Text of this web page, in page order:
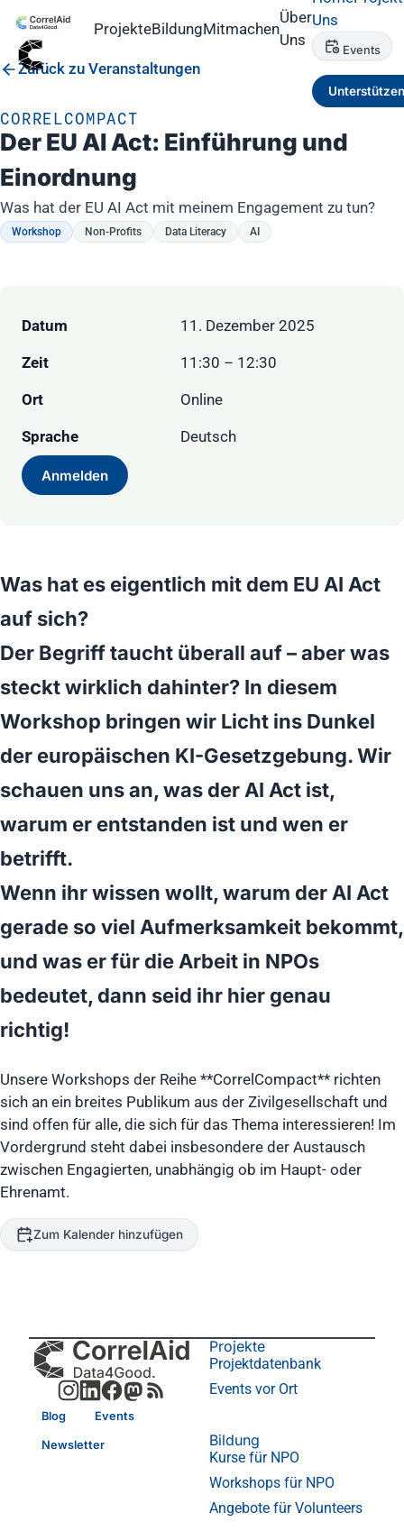
ProjekteBildungMitmachen
Über
Uns
Uns
Events
Unterstützen
Zurück zu Veranstaltungen
CORRELCOMPACT
Der EU AI Act: Einführung und
Einordnung
Was hat der EU AI Act mit meinem Engagement zu tun?
Workshop Non-Profits Data Literacy AI
Datum 11. Dezember 2025
Zeit 11:30 – 12:30
Ort Online
Sprache Deutsch
Anmelden
Was hat es eigentlich mit dem EU AI Act
auf sich?
Der Begriff taucht überall auf – aber was
steckt wirklich dahinter? In diesem
Workshop bringen wir Licht ins Dunkel
der europäischen KI-Gesetzgebung. Wir
schauen uns an, was der AI Act ist,
warum er entstanden ist und wen er
betrifft.
Wenn ihr wissen wollt, warum der AI Act
gerade so viel Aufmerksamkeit bekommt,
und was er für die Arbeit in NPOs
bedeutet, dann seid ihr hier genau
richtig!
Unsere Workshops der Reihe **CorrelCompact** richten
sich an ein breites Publikum aus der Zivilgesellschaft und
sind offen für alle, die sich für das Thema interessieren! Im
Vordergrund steht dabei insbesondere der Austausch
zwischen Engagierten, unabhängig ob im Haupt- oder
Ehrenamt.
Zum Kalender hinzufügen
Blog Events
Newsletter
Projekte
Projektdatenbank
Events vor Ort
Bildung
Kurse für NPO
Workshops für NPO
Angebote für Volunteers